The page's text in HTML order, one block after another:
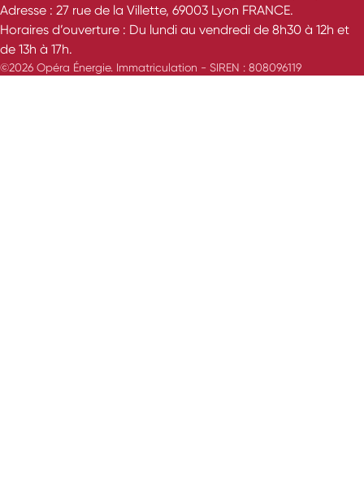
Adresse : 27 rue de la Villette, 69003 Lyon FRANCE.
Horaires d’ouverture : Du lundi au vendredi de 8h30 à 12h et
de 13h à 17h.
©2026 Opéra Énergie. Immatriculation - SIREN : 808096119